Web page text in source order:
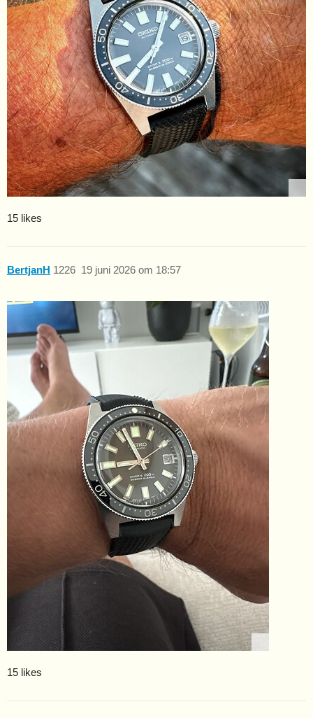
15 likes
BertjanH 19 juni 2026 om 18:57
1226
15 likes